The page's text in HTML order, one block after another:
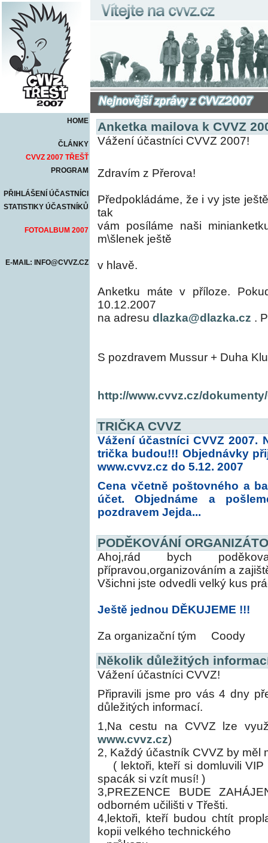
HOME
ČLÁNKY
CVVZ 2007 TŘEŠŤ
PROGRAM
PŘIHLÁŠENÍ ÚČASTNÍCI
STATISTIKY ÚČASTNÍKŮ
FOTOALBUM 2007
E-MAIL: INFO@CVVZ.CZ
Anketka mailova k CVVZ
Vážení účastníci CVVZ 2007!
Zdravím z Přerova!
Předpokládáme, že i vy jste
tak
vám posíláme naši
m\šlenek ještě
v hlavě.
Anketku máte v příloze.
10.12.2007
na adresu dlazka@dlazka.cz .
S pozdravem Mussur + Duha
http://www.cvvz.cz/
TRIČKA CVVZ
Vážení účastníci CVVZ 2007.
trička budou!!! Objednávky
www.cvvz.cz do 5.12. 2007
Cena včetně poštovného a
účet. Objednáme a
pozdravem Jejda...
PODĚKOVÁNÍ
Ahoj,rád bych
přípravou,organizováním a
Všichni jste odvedli velký kus
Ještě jednou DĚKUJEME !!!
Za organizační tým Coody
Několik důležitých
Vážení účastníci CVVZ!
Připravili jsme pro vás 4 dny
důležitých informací.
1,Na cestu na CVVZ lze
www.cvvz.cz)
2, Každý účastník CVVZ by měl
( lektoři, kteří si domluvili VIP
spacák si vzít musí! )
3,PREZENCE BUDE
odborném učilišti v Třešti.
4,lektoři, kteří budou chtít
kopii velkého technického